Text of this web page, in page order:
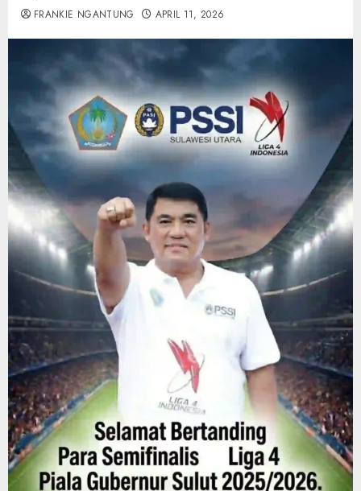
FRANKIE NGANTUNG APRIL 11, 2026